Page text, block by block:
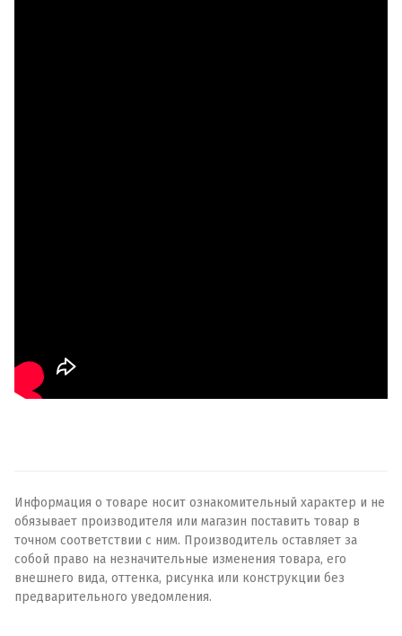
Информация о товаре носит ознакомительный характер и не
обязывает производителя или магазин поставить товар в
точном соответствии с ним. Производитель оставляет за
собой право на незначительные изменения товара, его
внешнего вида, оттенка, рисунка или конструкции без
предварительного уведомления.